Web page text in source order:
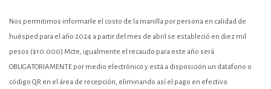
Nos permitimos informarle el costo de la manilla por persona en calidad de
huésped para el año 2024 a partir del mes de abril se estableció en diez mil
pesos ($10.000) Mcte, igualmente el recaudo para este año será
OBLIGATORIAMENTE por medio electrónico y está a disposición un datafono o
código QR en el área de recepción, eliminando así el pago en efectivo.